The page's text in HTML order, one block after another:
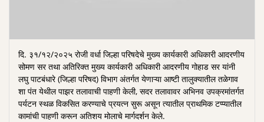
दि. ३१/१२/२०२५ रोजी वर्धा जिल्हा परिषदेचे मुख्य कार्यकारी अधिकारी आदरणीय
सोमण सर तथा अतिरिक्त मुख्य कार्यकारी अधिकारी आदरणीय गोहाड सर यांनी
लघु पाटबंधारे (जिल्हा परिषद) विभाग अंतर्गत येणाऱ्या आष्टी तालुक्यातील तळेगाव
शा पंत येथील पाझर तलावाची पाहणी केली, सदर तलावावर अभिनव उपक्रमांतर्गत
पर्यटन स्थळ विकसित करण्याचे प्रयत्न सुरू असून त्यातील प्राथमिक टप्प्यातील
कामांची पाहणी करून अतिशय मोलाचे मार्गदर्शन केले.